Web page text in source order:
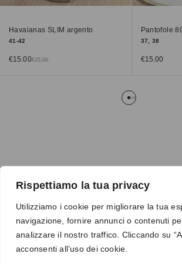
Rispettiamo la tua privacy
Utilizziamo i cookie per migliorare la tua
navigazione, fornire annunci o contenuti
analizzare il nostro traffico. Cliccando su
acconsenti all’uso dei cookie.
Havaianas SLIM argento
41-42
€ 25.00
€15.00
Pantofole
37, 38
€15.00
Termini e condizioni-Privacy-